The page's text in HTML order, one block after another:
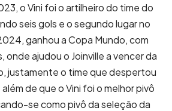
o Vini foi o artilheiro do time do
seis gols e o segundo lugar no
ganhou a Copa Mundo, com
onde ajudou o Joinville a vencer da
justamente o time que despertou
de que o Vini foi o melhor pivô
se como pivô da seleção da